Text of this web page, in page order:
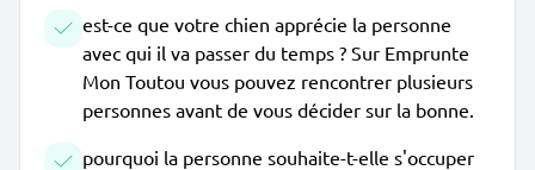
est-ce que votre chien apprécie la personne
avec qui il va passer du temps ? Sur Emprunte
Mon Toutou vous pouvez rencontrer plusieurs
personnes avant de vous décider sur la bonne.
pourquoi la personne souhaite-t-elle s'occuper